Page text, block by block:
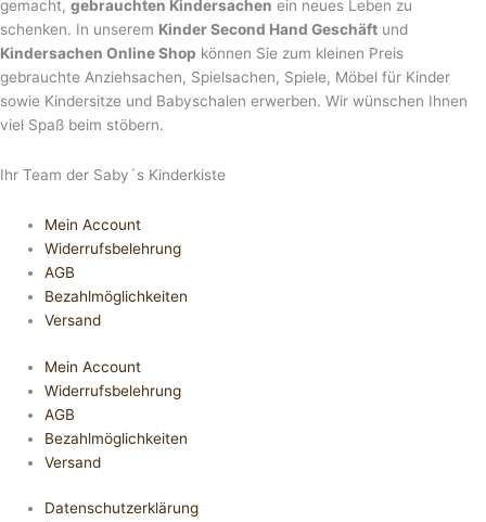
gemacht, gebrauchten Kindersachen ein neues Leben zu
schenken. In unserem Kinder Second Hand Geschäft und
Kindersachen Online Shop können Sie zum kleinen Preis
gebrauchte Anziehsachen, Spiel­sachen, Spiele, Möbel für Kinder
sowie Kindersitze und Babyschalen erwerben. Wir wünschen Ihnen
viel Spaß beim stöbern.
Ihr Team der Saby´s Kinderkiste
Mein Account
Widerrufsbelehrung
AGB
Bezahlmöglichkeiten
Versand
Mein Account
Widerrufsbelehrung
AGB
Bezahlmöglichkeiten
Versand
Datenschutzerklärung